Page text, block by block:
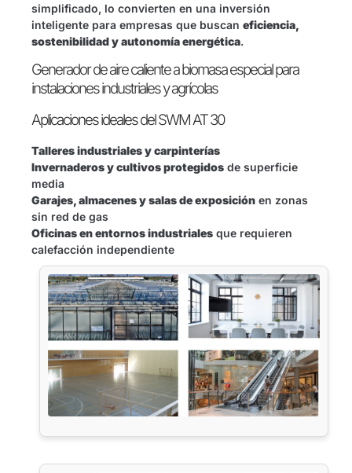
simplificado, lo convierten en una inversión
inteligente para empresas que buscan eficiencia,
sostenibilidad y autonomía energética.
Generador de aire caliente a biomasa especial para
instalaciones industriales y agrícolas
Aplicaciones ideales del SWM AT 30
Talleres industriales y carpinterías
Invernaderos y cultivos protegidos de superficie
media
Garajes, almacenes y salas de exposición en zonas
sin red de gas
Oficinas en entornos industriales que requieren
calefacción independiente